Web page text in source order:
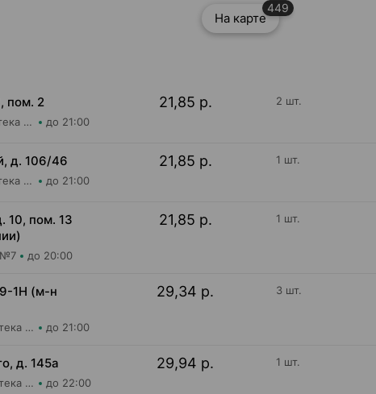
На карте
449
пом. 2
Флора Фарм ООО Аптека №21 до 21:00
21,85 р. 2 шт.
д. 106/46
Флора Фарм ООО Аптека №20 до 21:00
21,85 р. 1 шт.
10, пом. 13
№7 до 20:00
21,85 р. 1 шт.
1Н (м-н
ФармОстров ООО Аптека №16 на Одинцова до 21:00
29,34 р. 3 шт.
д. 145а
ФармОстров ООО Аптека №9 на Рокоссовского до 22:00
29,94 р. 1 шт.